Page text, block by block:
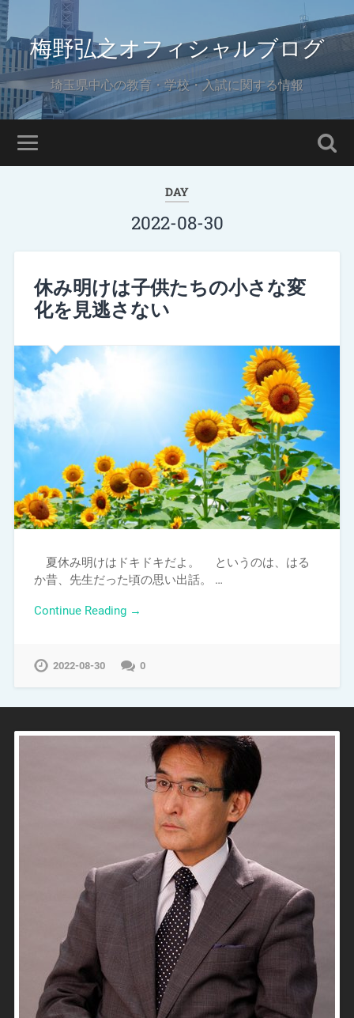
梅野弘之オフィシャルブログ
埼玉県中心の教育・学校・入試に関する情報
DAY
2022-08-30
休み明けは子供たちの小さな変
化を見逃さない
夏休み明けはドキドキだよ。 というのは、はる
か昔、先生だった頃の思い出話。 …
Continue Reading →
2022-08-30 0